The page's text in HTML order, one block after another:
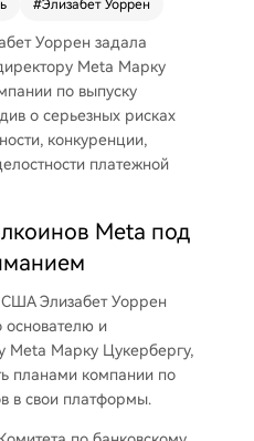
информацию о
карте запуск
изменениях в кошельк
за незаконными ф
Компании да
ответо
более ранн
предлагаемом законо
#Элизабет Уоррен
Уоррен задала
Meta Марку
по выпуску
о серьезных рисках
конкуренции,
платежной
Meta под
Элизабет Уоррен
основателю и
Meta Марку Цукербергу,
планами компании по
в свои платформы.